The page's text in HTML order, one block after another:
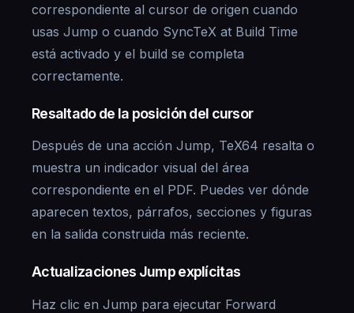
correspondiente al cursor de origen cuando
usas Jump o cuando SyncTeX at Build Time
está activado y el build se completa
correctamente.
Resaltado de la posición del cursor
Después de una acción Jump, TeX64 resalta o
muestra un indicador visual del área
correspondiente en el PDF. Puedes ver dónde
aparecen textos, párrafos, secciones y figuras
en la salida construida más reciente.
Actualizaciones Jump explícitas
Haz clic en Jump para ejecutar Forward